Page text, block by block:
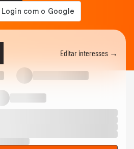
Editar interesses →